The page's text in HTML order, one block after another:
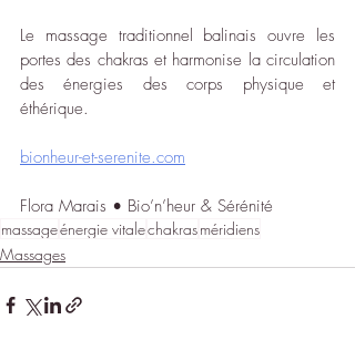
Le massage traditionnel balinais ouvre les
portes des chakras et harmonise la circulation
des énergies des corps physique et
éthérique.
bionheur-et-serenite.com
Flora Marais • Bio’n’heur & Sérénité
massageénergie vitalechakrasméridiens
Massages